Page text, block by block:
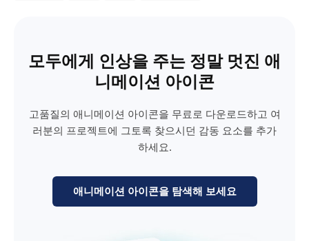
모두에게 인상을 주는 정말 멋진 애
니메이션 아이콘
고품질의 애니메이션 아이콘을 무료로 다운로드하고 여
러분의 프로젝트에 그토록 찾으시던 감동 요소를 추가
하세요.
애니메이션 아이콘을 탐색해 보세요